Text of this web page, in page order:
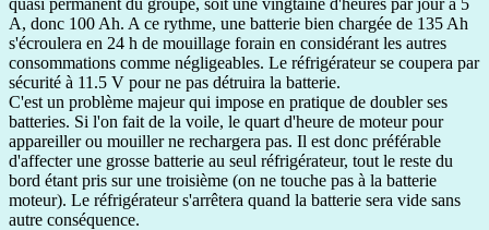
A, donc 100 Ah. A ce rythme, une batterie bien chargée de 135 Ah
s'écroulera en 24 h de mouillage forain en considérant les autres
consommations comme négligeables. Le réfrigérateur se coupera par
sécurité à 11.5 V pour ne pas détruira la batterie.
C'est un problème majeur qui impose en pratique de doubler ses
batteries. Si l'on fait de la voile, le quart d'heure de moteur pour
appareiller ou mouiller ne rechargera pas. Il est donc préférable
d'affecter une grosse batterie au seul réfrigérateur, tout le reste du
bord étant pris sur une troisième (on ne touche pas à la batterie
moteur). Le réfrigérateur s'arrêtera quand la batterie sera vide sans
autre conséquence.